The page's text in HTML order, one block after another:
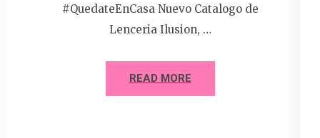
#QuedateEnCasa Nuevo Catalogo de
Lenceria Ilusion, …
READ MORE